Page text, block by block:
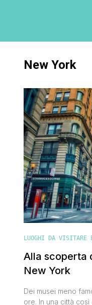
New York
LUOGHI DA VISITARE
Alla scoperta
New York
Dei musei meno
ore. In una città